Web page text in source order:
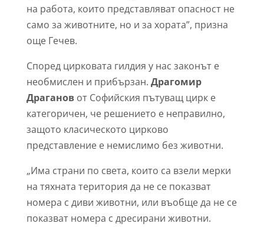
на работа, които представляват опасност не
само за животните, но и за хората”, призна
още Гечев.
Според цирковата гилдия у нас законът е
необмислен и прибързан. Драгомир
Драганов от Софийския пътуващ цирк е
категоричен, че решението е неправилно,
защото класическото цирково
представление е немислимо без животни.
„Има страни по света, които са взели мерки
на тяхната територия да не се показват
номера с диви животни, или въобще да не се
показват номера с дресирани животни.